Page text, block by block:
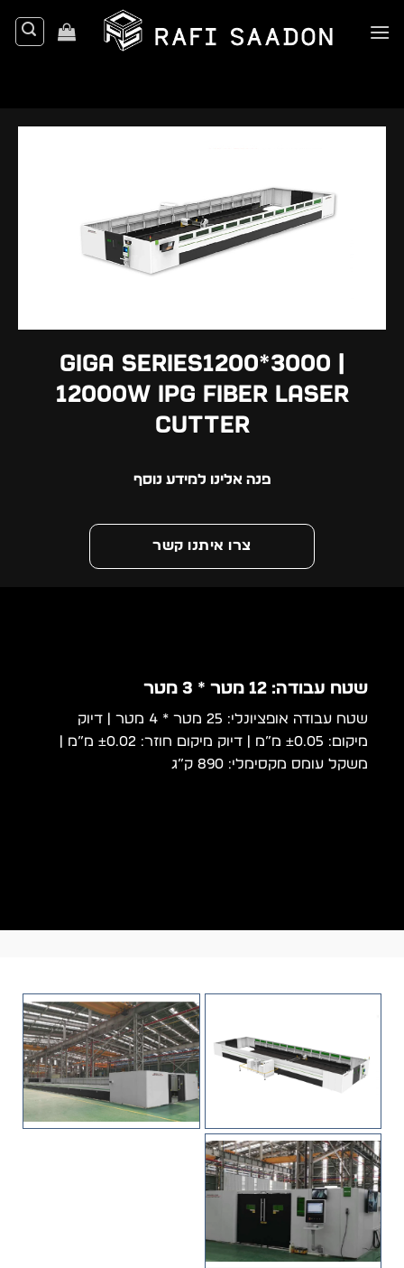
to
GIGA SERIES1200*3000 |
12000W IPG Fiber Laser
Cutter
פנה אלינו למידע נוסף
צרו איתנו קשר
שטח עבודה: 12 מטר * 3 מטר
שטח עבודה אופציונלי: 25 מטר * 4 מטר | דיוק
מיקום: ±0.05 מ”מ | דיוק מיקום חוזר: ±0.02 מ”מ |
משקל עומס מקסימלי: 890 ק”ג